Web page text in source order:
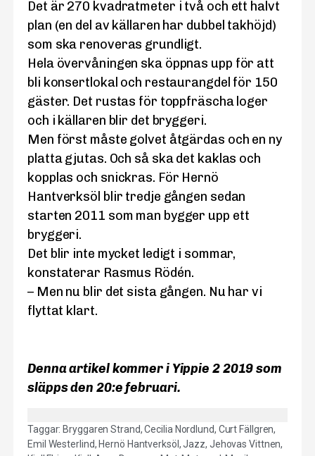
Det är 270 kvadratmeter i två och ett halvt
plan (en del av källaren har dubbel takhöjd)
som ska renoveras grundligt.
Hela övervåningen ska öppnas upp för att
bli konsertlokal och restaurangdel för 150
gäster. Det rustas för toppfräscha loger
och i källaren blir det bryggeri.
Men först måste golvet åtgärdas och en ny
platta gjutas. Och så ska det kaklas och
kopplas och snickras. För Hernö
Hantverksöl blir tredje gången sedan
starten 2011 som man bygger upp ett
bryggeri.
Det blir inte mycket ledigt i sommar,
konstaterar Rasmus Rödén.
– Men nu blir det sista gången. Nu har vi
flyttat klart.
Denna artikel kommer i Yippie 2 2019 som
släpps den 20:e februari.
Taggar: Bryggaren Strand,Cecilia Nordlund, Curt Fällgren,
Emil Westerlind, Hernö Hantverksöl ,Jazz, Jehovas Vittnen,